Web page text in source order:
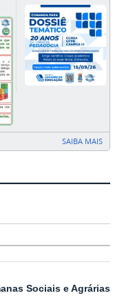
SAIBA MAIS
Sociais e Agrárias